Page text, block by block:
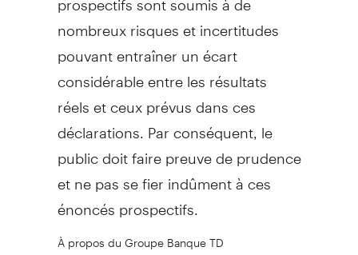
nombreux risques et incertitudes
pouvant entraîner un écart
considérable entre les résultats
réels et ceux prévus dans ces
déclarations. Par conséquent, le
public doit faire preuve de prudence
et ne pas se fier indûment à ces
énoncés prospectifs.
À propos du Groupe Banque TD